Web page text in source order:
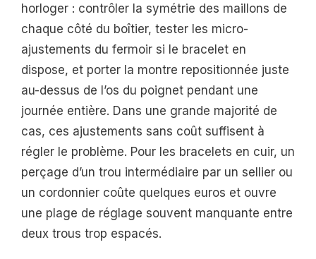
horloger : contrôler la symétrie des maillons de
chaque côté du boîtier, tester les micro-
ajustements du fermoir si le bracelet en
dispose, et porter la montre repositionnée juste
au-dessus de l’os du poignet pendant une
journée entière. Dans une grande majorité de
cas, ces ajustements sans coût suffisent à
régler le problème. Pour les bracelets en cuir, un
perçage d’un trou intermédiaire par un sellier ou
un cordonnier coûte quelques euros et ouvre
une plage de réglage souvent manquante entre
deux trous trop espacés.